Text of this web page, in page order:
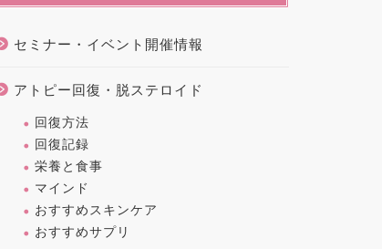
セミナー・イベント開催情報
アトピー回復・脱ステロイド
回復方法
回復記録
栄養と食事
マインド
おすすめスキンケア
おすすめサプリ